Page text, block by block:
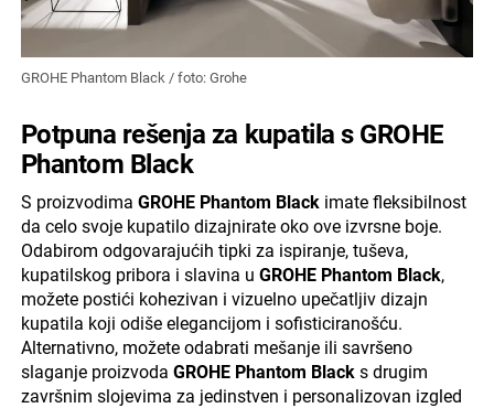
GROHE Phantom Black / foto: Grohe
Potpuna rešenja za kupatila s GROHE
Phantom Black
S proizvodima GROHE Phantom Blackimate fleksibilnost
da celo svoje kupatilo dizajnirate oko ove izvrsne boje.
Odabirom odgovarajućih tipki za ispiranje, tuševa,
kupatilskog pribora i slavina u GROHE Phantom Black,
možete postići kohezivan i vizuelno upečatljiv dizajn
kupatila koji odiše elegancijom i sofisticiranošću.
Alternativno, možete odabrati mešanje ili savršeno
slaganje proizvoda GROHE Phantom Blacks drugim
završnim slojevima za jedinstven i personalizovan izgled